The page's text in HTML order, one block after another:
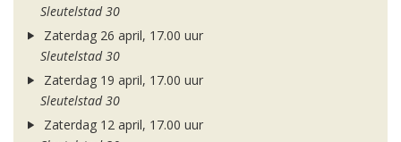
Sleutelstad 30
Zaterdag 26 april, 17.00 uur
Sleutelstad 30
Zaterdag 19 april, 17.00 uur
Sleutelstad 30
Zaterdag 12 april, 17.00 uur